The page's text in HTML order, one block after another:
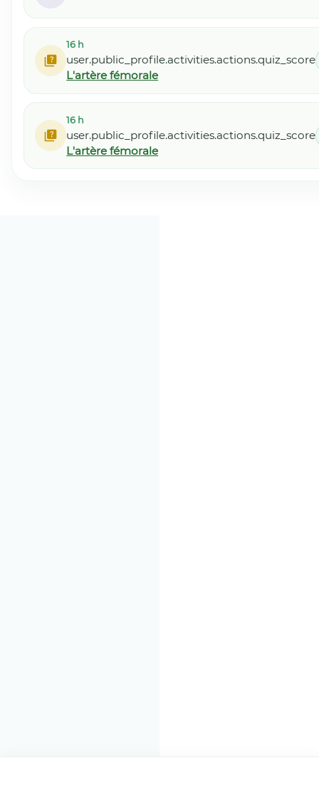
16 h
user.public_profile.activities.actions.quiz_score
L'artère fémorale
16 h
user.public_profile.activities.actions.quiz_score
L'artère fémorale